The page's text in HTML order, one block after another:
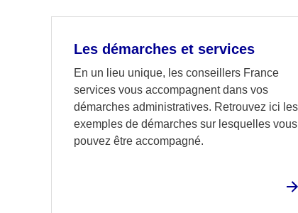
Les démarches et services
En un lieu unique, les conseillers France
services vous accompagnent dans vos
démarches administratives. Retrouvez ici les
exemples de démarches sur lesquelles vous
pouvez être accompagné.